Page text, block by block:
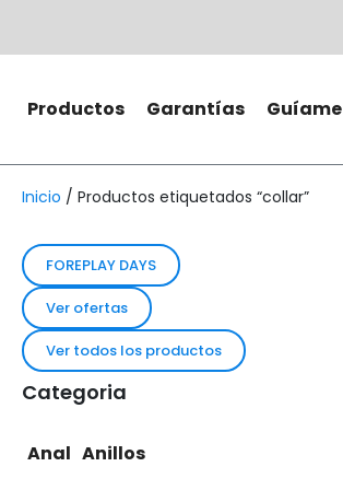
Productos Garantías Guíame
Inicio / Productos etiquetados “collar”
FOREPLAY DAYS
Ver ofertas
Ver todos los productos
Categoria
Anal Anillos